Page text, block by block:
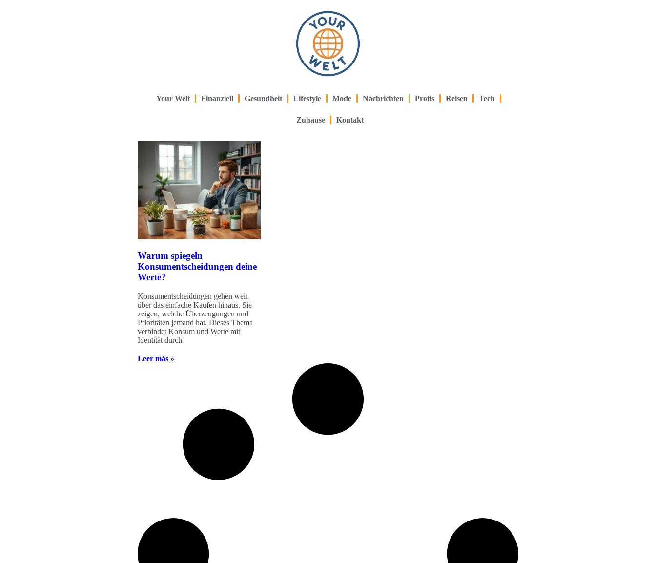
Your Welt Finanziell Gesundheit Lifestyle Mode Nachrichten Profis Reisen Tech
Zuhause Kontakt
Warum spiegeln
Konsumentscheidungen deine
Werte?
Konsumentscheidungen gehen weit
über das einfache Kaufen hinaus. Sie
zeigen, welche Überzeugungen und
Prioritäten jemand hat. Dieses Thema
verbindet Konsum und Werte mit
Identität durch
Leer más »